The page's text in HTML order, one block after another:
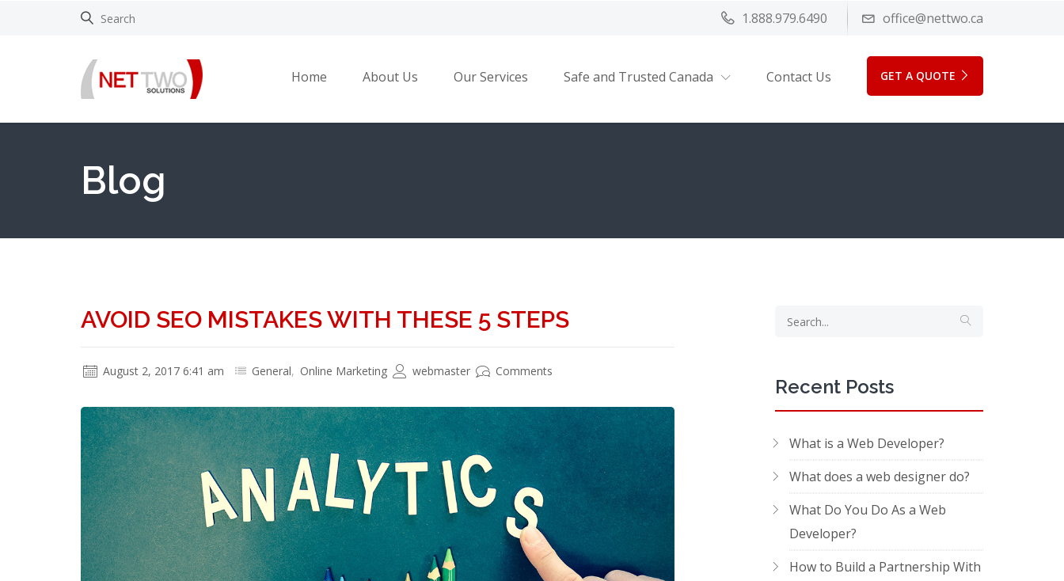
1.888.979.6490 office@nettwo.ca
Home About Us Our Services Safe and Trusted Canada Contact Us GET A QUOTE
Blog
AVOID SEO MISTAKES WITH THESE 5 STEPS
August 2, 2017 6:41 am General, Online Marketing webmaster Comments
Recent Posts
What is a Web Developer?
What does a web designer do?
What Do You Do As a Web
Developer?
How to Build a Partnership With